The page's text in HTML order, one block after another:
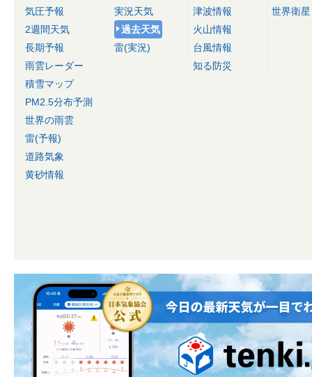
気圧予報
2週間天気
長期予報
雨雲レーダー
積雪マップ
PM2.5分布予測
世界の雨雲
雷(予報)
道路気象
黄砂情報
実況天気
過去天気
雷(実況)
津波情報
火山情報
台風情報
知る防災
世界衛星